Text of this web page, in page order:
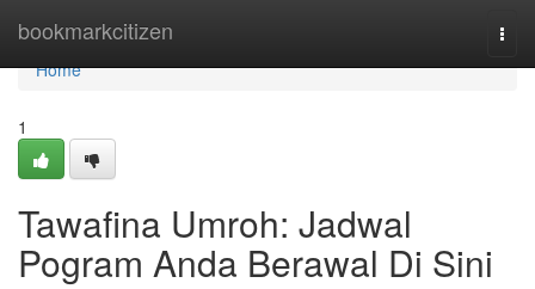
bookmarkcitizen
Home
Home
1
Tawafina Umroh: Jadwal
Pogram Anda Berawal Di Sini